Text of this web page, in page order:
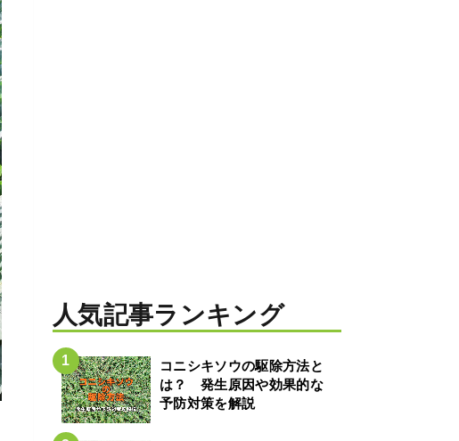
人気記事ランキング
コニシキソウの駆除方法と
は？ 発生原因や効果的な
予防対策を解説